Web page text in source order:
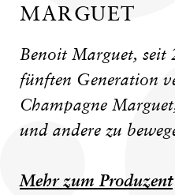
MARGUET
Benoit Marguet, seit
fünften Generation
Champagne
und andere zu
Mehr zum Produzent